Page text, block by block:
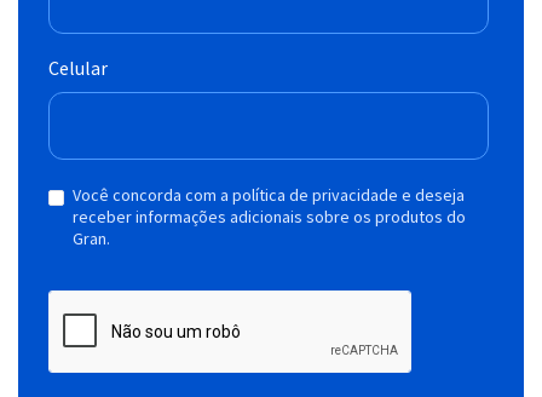
Celular
Você concorda com a política de privacidade e deseja
receber informações adicionais sobre os produtos do
Gran.